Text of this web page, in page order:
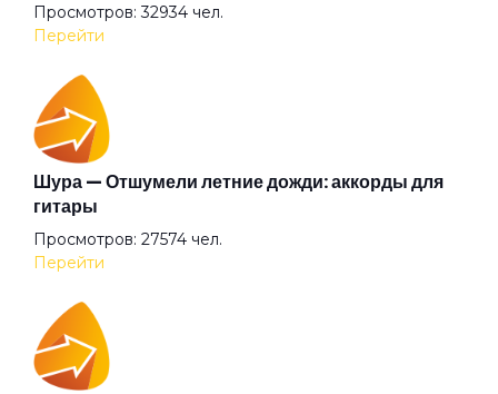
Просмотров: 32934 чел.
Перейти
Шура — Отшумели летние дожди: аккорды для
гитары
Просмотров: 27574 чел.
Перейти